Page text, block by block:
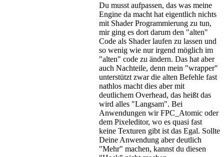
Du musst aufpassen, das was meine
Engine da macht hat eigentlich nichts
mit Shader Programmierung zu tun,
mir ging es dort darum den "alten"
Code als Shader laufen zu lassen und
so wenig wie nur irgend möglich im
"alten" code zu ändern. Das hat aber
auch Nachteile, denn mein "wrapper"
unterstützt zwar die alten Befehle fast
nathlos macht dies aber mit
deutlichem Overhead, das heißt das
wird alles "Langsam". Bei
Anwendungen wir FPC_Atomic oder
dem Pixeleditor, wo es quasi fast
keine Texturen gibt ist das Egal. Sollte
Deine Anwendung aber deutlich
"Mehr" machen, kannst du diesen